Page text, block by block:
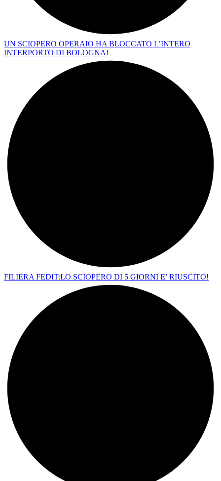
UN SCIOPERO OPERAIO HA BLOCCATO L’INTERO
INTERPORTO DI BOLOGNA!
FILIERA FEDIT:LO SCIOPERO DI 5 GIORNI E’ RIUSCITO!